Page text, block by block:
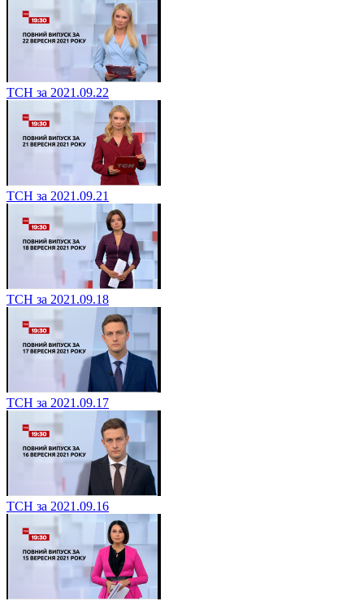
ТСН за 2021.09.22
ТСН за 2021.09.21
ТСН за 2021.09.18
ТСН за 2021.09.17
ТСН за 2021.09.16